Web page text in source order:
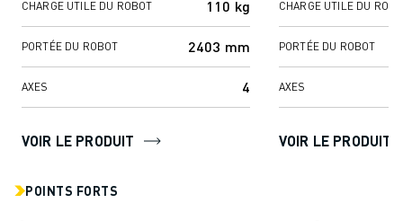
FORMATION ET ÉDUCATION
FANUC ACADEMY
SOLUTIONS POUR LES INDUSTRIES
ACTUALITÉS ET MÉDIAS
EVÉNEMENTS
ÉVÉNEMENTS ÉDUCATIFS
CHARGE UTILE DU ROBOT 110 kg
PORTÉE DU ROBOT 2403 mm
AXES 4
VOIR LE PRODUIT
CHARGE UTILE DU
PORTÉE DU ROBOT
AXES
VOIR LE PRODUIT
POINTS FORTS